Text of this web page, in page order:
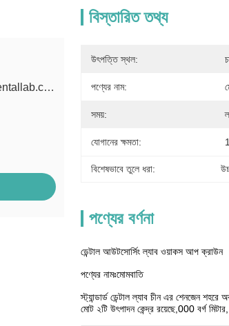
sales@standarddentallab.com
বিস্তারিত তথ্য
উৎপত্তি স্থল:
পণ্যের নাম:
সময়:
যোগানের ক্ষমতা:
বিশেষভাবে তুলে ধরা:
পণ্যের বর্ণনা
ডেন্টাল আউটসোর্সিং ল্যাব ওয়াকস আপ ক্রাউন
পণ্যের নামঃমোমবাতি
স্ট্যান্ডার্ড ডেন্টাল ল্যাব চীন এর শেনজেন
মোট ২টি উৎপাদন কেন্দ্র রয়েছে,000 বর্গ